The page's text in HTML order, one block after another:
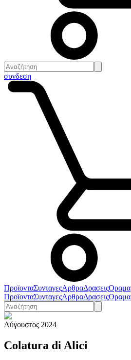
συνδεση
ΠροϊονταΣυνταγεςΑρθραΔρασειςΟραμα
ΠροϊονταΣυνταγεςΑρθραΔρασειςΟραμα
Αύγουστος 2024
Colatura di Alici